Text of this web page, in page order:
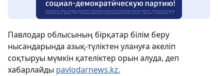
Павлодар облысының бірқатар білім беру
нысандарында азық-түліктен улануға әкеліп
соқтыруы мүмкін қателіктер орын алуда, деп
хабарлайды pavlodarnews.kz.